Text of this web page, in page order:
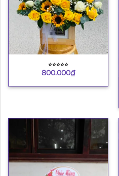
⭐︎⭐︎⭐︎⭐︎⭐︎
800.000₫